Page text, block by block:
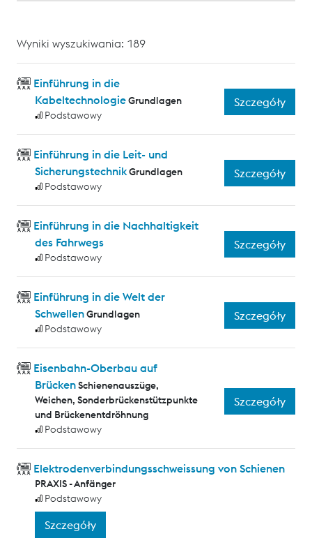
Wyniki wyszukiwania: 189
Einführung in die
KabeltechnologieGrundlagen
Podstawowy
Szczegóły
Einführung in die Leit- und
SicherungstechnikGrundlagen
Podstawowy
Szczegóły
Einführung in die Nachhaltigkeit
des Fahrwegs
Podstawowy
Szczegóły
Einführung in die Welt der
SchwellenGrundlagen
Podstawowy
Szczegóły
Eisenbahn-Oberbau auf
BrückenSchienenauszüge,
Weichen, Sonderbrückenstützpunkte
und Brückenentdröhnung
Podstawowy
Szczegóły
Elektrodenverbindungsschweissung von Schienen
PRAXIS - Anfänger
Podstawowy
Szczegóły